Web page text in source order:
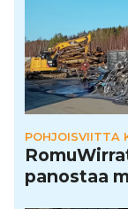
POHJOISVIITTA
panostaa